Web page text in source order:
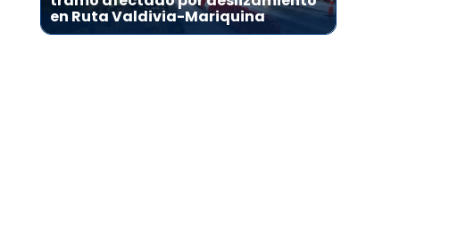
en Ruta Valdivia-Mariquina